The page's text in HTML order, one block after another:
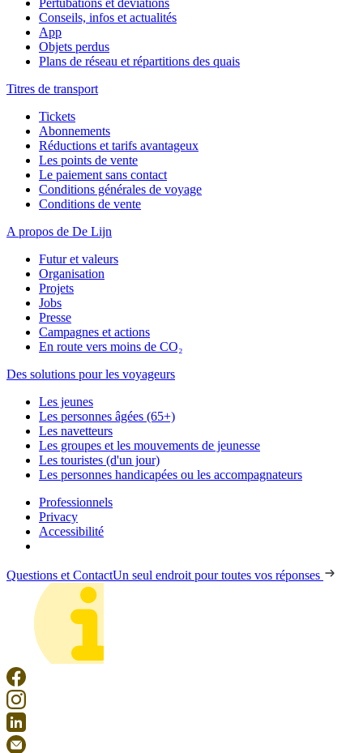
Pertubations et déviations
Conseils, infos et actualités
App
Objets perdus
Plans de réseau et répartitions des quais
Titres de transport
Tickets
Abonnements
Réductions et tarifs avantageux
Les points de vente
Le paiement sans contact
Conditions générales de voyage
Conditions de vente
A propos de De Lijn
Futur et valeurs
Organisation
Projets
Jobs
Presse
Campagnes et actions
En route vers moins de CO₂
Des solutions pour les voyageurs
Les jeunes
Les personnes âgées (65+)
Les navetteurs
Les groupes et les mouvements de jeunesse
Les touristes (d'un jour)
Les personnes handicapées ou les accompagnateurs
Professionnels
Privacy
Accessibilité
Questions et ContactUn seul endroit pour toutes vos réponses